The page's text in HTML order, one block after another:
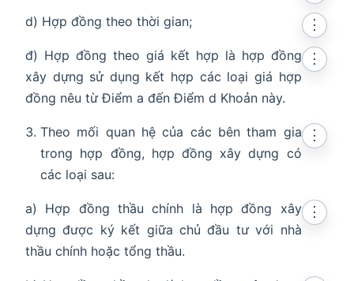
d) Hợp đồng theo thời gian;
⋮
đ) Hợp đồng theo giá kết hợp là hợp đồng
xây dựng sử dụng kết hợp các loại giá hợp
đồng nêu từ Điểm a đến Điểm d Khoản này.
⋮
Theo mối quan hệ của các bên tham gia
trong hợp đồng, hợp đồng xây dựng có
các loại sau:
⋮
a) Hợp đồng thầu chính là hợp đồng xây
dựng được ký kết giữa chủ đầu tư với nhà
thầu chính hoặc tổng thầu.
⋮